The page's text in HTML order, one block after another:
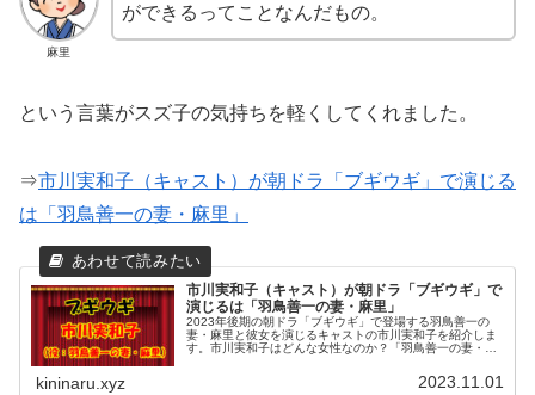
麻里
ができるってことなんだもの。
という言葉がスズ子の気持ちを軽くしてくれました。
⇒市川実和子（キャスト）が朝ドラ「ブギウギ」で演じる
は「羽鳥善一の妻・麻里」
市川実和子（キャスト）が朝ドラ「ブギウギ」で
演じるは「羽鳥善一の妻・麻里」
2023年後期の朝ドラ「ブギウギ」で登場する羽鳥善一の
妻・麻里と彼女を演じるキャストの市川実和子を紹介しま
す。市川実和子はどんな女性なのか？「羽鳥善一の妻・麻
kininaru.xyz 2023.11.01